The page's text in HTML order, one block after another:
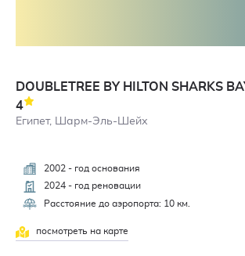
DOUBLETREE BY HILTON SHARKS
4
Египет, Шарм-Эль-Шейх
2002 - год основания
2024 - год реновации
Расстояние до аэропорта: 10 км.
посмотреть на карте